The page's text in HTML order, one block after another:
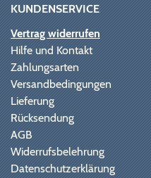
KUNDENSERVICE
Vertrag widerrufen
Hilfe und Kontakt
Zahlungsarten
Versandbedingungen
Lieferung
Rücksendung
AGB
Widerrufsbelehrung
Datenschutzerklärung